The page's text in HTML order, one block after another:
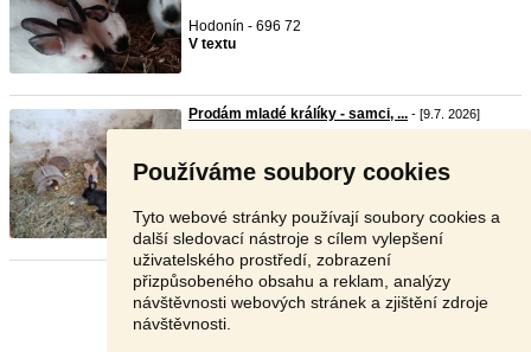
Používáme soubory cookies
Tyto webové stránky používají soubory cookies a
další sledovací nástroje s cílem vylepšení
uživatelského prostředí, zobrazení
přizpůsobeného obsahu a reklam, analýzy
návštěvnosti webových stránek a zjištění zdroje
návštěvnosti.
Hodonín - 696 72
V textu
Prodám mladé králíky - samci, ... - [9.7. 2026]
250 Kč
Stránka: 1 2 Další